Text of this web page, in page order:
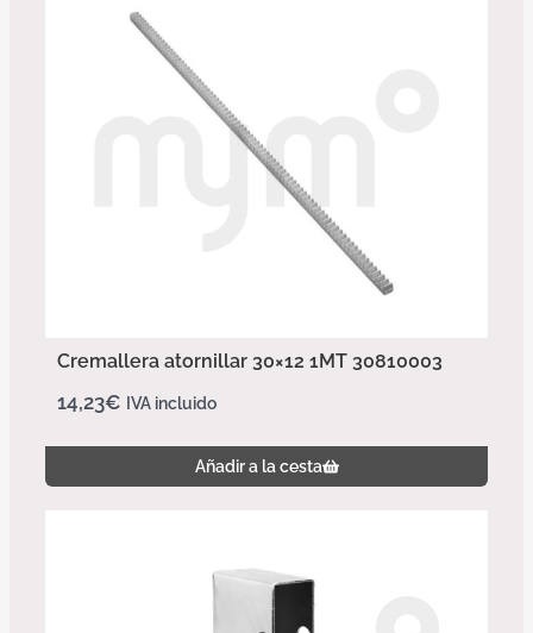
Cremallera atornillar 30×12 1MT 30810003
14,23€ IVA incluido
Añadir a la cesta